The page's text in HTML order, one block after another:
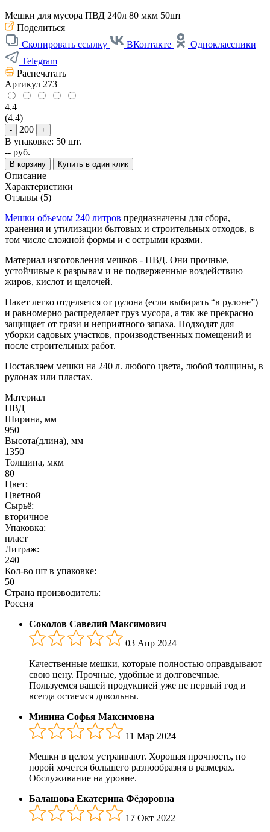
Мешки для мусора ПВД 240л 80 мкм 50шт
Поделиться
Скопировать ссылку
ВКонтакте
Одноклассники
Telegram
Распечатать
Артикул 273
4.4
(4.4)
- 200 +
В упаковке: 50 шт.
-- руб.
В корзину Купить в один клик
Описание
Характеристики
Отзывы (5)
Мешки объемом 240 литров предназначены для сбора,
хранения и утилизации бытовых и строительных отходов, в
том числе сложной формы и с острыми краями.
Материал изготовления мешков - ПВД. Они прочные,
устойчивые к разрывам и не подверженные воздействию
жиров, кислот и щелочей.
Пакет легко отделяется от рулона (если выбирать “в рулоне”)
и равномерно распределяет груз мусора, а так же прекрасно
защищает от грязи и неприятного запаха. Подходят для
уборки садовых участков, производственных помещений и
после строительных работ.
Поставляем мешки на 240 л. любого цвета, любой толщины, в
рулонах или пластах.
Материал
ПВД
Ширина, мм
950
Высота(длина), мм
1350
Толщина, мкм
80
Цвет:
Цветной
Сырьё:
вторичное
Упаковка:
пласт
Литраж:
240
Кол-во шт в упаковке:
50
Страна производитель:
Россия
Соколов Савелий Максимович
03 Апр 2024
Качественные мешки, которые полностью оправдывают
свою цену. Прочные, удобные и долговечные.
Пользуемся вашей продукцией уже не первый год и
всегда остаемся довольны.
Минина Софья Максимовна
11 Мар 2024
Мешки в целом устраивают. Хорошая прочность, но
порой хочется большего разнообразия в размерах.
Обслуживание на уровне.
Балашова Екатерина Фёдоровна
17 Окт 2022